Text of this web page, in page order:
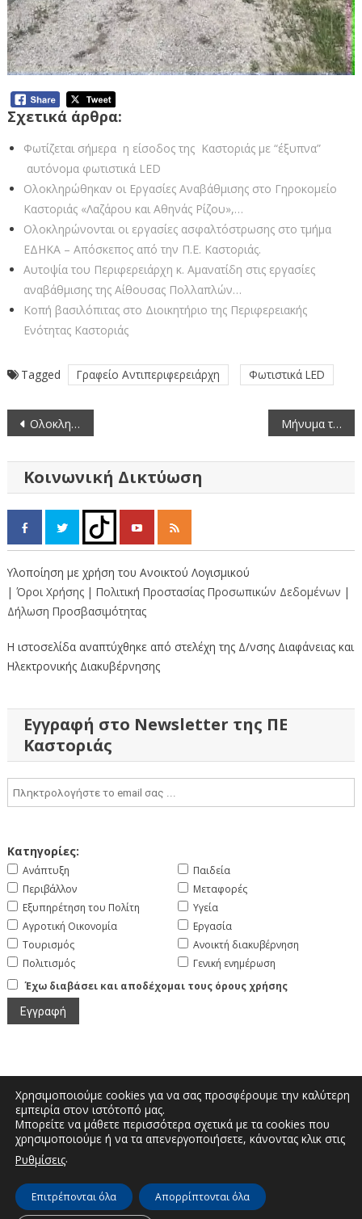
Σχετικά άρθρα:
Φωτίζεται σήμερα η είσοδος της Καστοριάς με “έξυπνα”
αυτόνομα φωτιστικά LED
Ολοκληρώθηκαν οι Εργασίες Αναβάθμισης στο Γηροκομείο
Καστοριάς «Λαζάρου και Αθηνάς Ρίζου»,…
Ολοκληρώνονται οι εργασίες ασφαλτόστρωσης στο τμήμα
ΕΔΗΚΑ – Απόσκεπος από την Π.Ε. Καστοριάς.
Αυτοψία του Περιφερειάρχη κ. Αμανατίδη στις εργασίες
αναβάθμισης της Αίθουσας Πολλαπλών…
Κοπή βασιλόπιτας στο Διοικητήριο της Περιφερειακής
Ενότητας Καστοριάς
Tagged Γραφείο Αντιπεριφερειάρχη Φωτιστικά LED
Πλοήγηση
Ολοκληρώθηκαν οι Εργασίες Αναβάθμισης στο Γηροκομείο Καστοριάς «Λαζάρου και Αθηνάς Ρίζου», από την Π.Ε. Καστοριάς. Μήνυμα του Αντιπεριφερειάρχη Καστοριάς προς τους υποψηφίους των Πανελλαδικών.
Κοινωνική Δικτύωση
Υλοποίηση με χρήση του Ανοικτού Λογισμικού
| Όροι Χρήσης | Πολιτική Προστασίας Προσωπικών Δεδομένων |
Δήλωση Προσβασιμότητας
Η ιστοσελίδα αναπτύχθηκε από στελέχη της Δ/νσης Διαφάνειας και
Ηλεκτρονικής Διακυβέρνησης
Εγγραφή στο Newsletter της ΠΕ
Καστοριάς
Κατηγορίες:
Ανάπτυξη
Περιβάλλον
Εξυπηρέτηση του Πολίτη
Αγροτική Οικονομία
Τουρισμός
Πολιτισμός
Παιδεία
Μεταφορές
Υγεία
Εργασία
Ανοικτή διακυβέρνηση
Γενική ενημέρωση
Έχω διαβάσει και αποδέχομαι τους όρους χρήσης
Μεγάλου Αλεξάνδρου και Διοικητηρίου |
Τηλέφωνο: 2467350200 | Email:
Χρησιμοποιούμε cookies για να σας προσφέρουμε την καλύτερη
εμπειρία στον ιστότοπό μας.
Μπορείτε να μάθετε περισσότερα σχετικά με τα cookies που
χρησιμοποιούμε ή να τα απενεργοποιήσετε, κάνοντας κλικ στις
Ρυθμίσεις.
Επιτρέπονται όλα Απορρίπτονται όλα